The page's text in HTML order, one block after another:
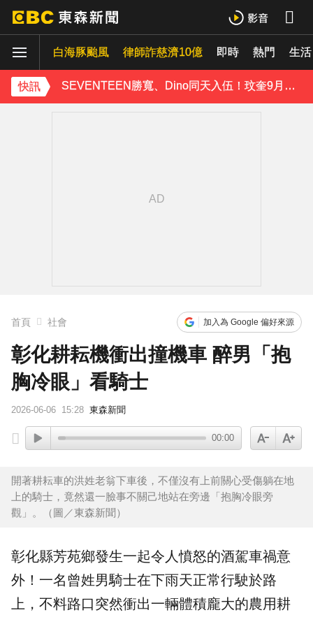
白海豚颱風 律師詐慈濟10億 即時 熱門 生活
快訊
富婆砸錢拍短劇塞60場吻戲！男星爆「開房被包養」 親上火線揭真相
SEVENTEEN勝寬、Dino同天入伍！玟奎9月服替代役
首頁 社會 加入為 Google 偏好來源
彰化耕耘機衝出撞機車 醉男「抱
胸冷眼」看騎士
2026-06-06 15:28 東森新聞
00:00
開著耕耘車的洪姓老翁下車後，不僅沒有上前關心受傷躺在地
上的騎士，竟然還一臉事不關己地站在旁邊「抱胸冷眼旁
觀」。（圖／東森新聞）
彰化縣芳苑鄉發生一起令人憤怒的酒駕車禍意
外！一名曾姓男騎士在下雨天正常行駛於路
上，不料路口突然衝出一輛體積龐大的農用耕